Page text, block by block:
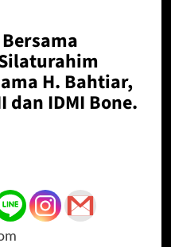
H. Bahtiar,
dan IDMI Bone.